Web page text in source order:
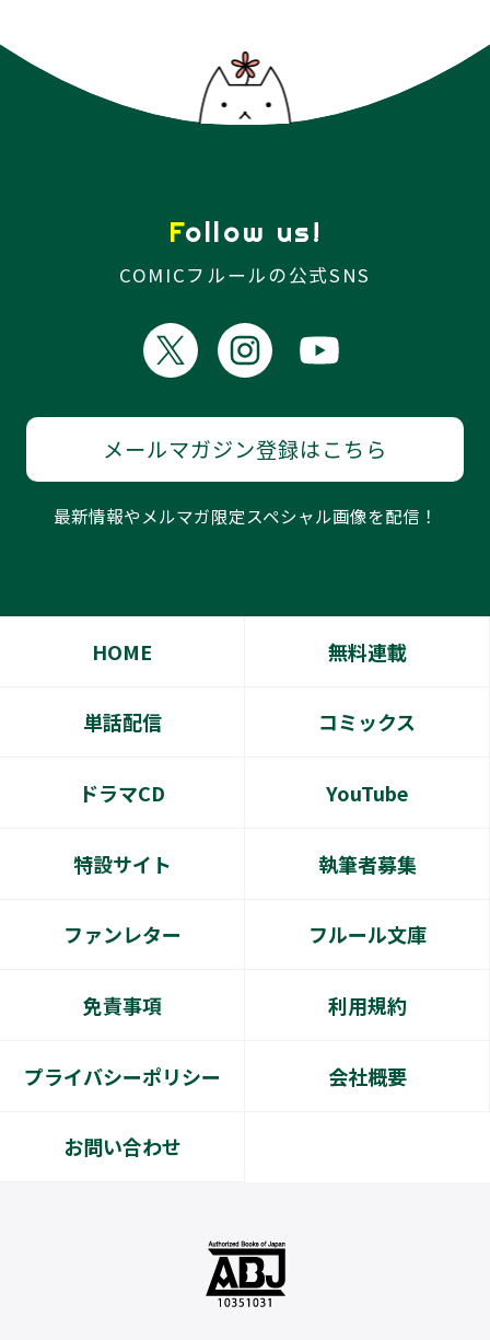
Follow us!
COMICフルールの公式SNS
メールマガジン登録はこちら
最新情報やメルマガ限定スペシャル画像を配信！
HOME 無料連載
単話配信 コミックス
ドラマCD YouTube
特設サイト 執筆者募集
ファンレター フルール文庫
免責事項 利用規約
プライバシーポリシー 会社概要
お問い合わせ